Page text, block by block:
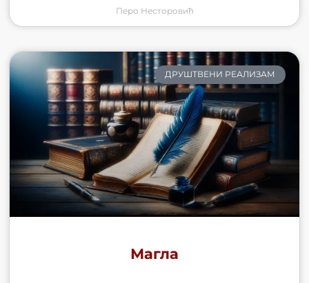
Перо Несторовић
ДРУШТВЕНИ РЕАЛИЗАМ
Магла